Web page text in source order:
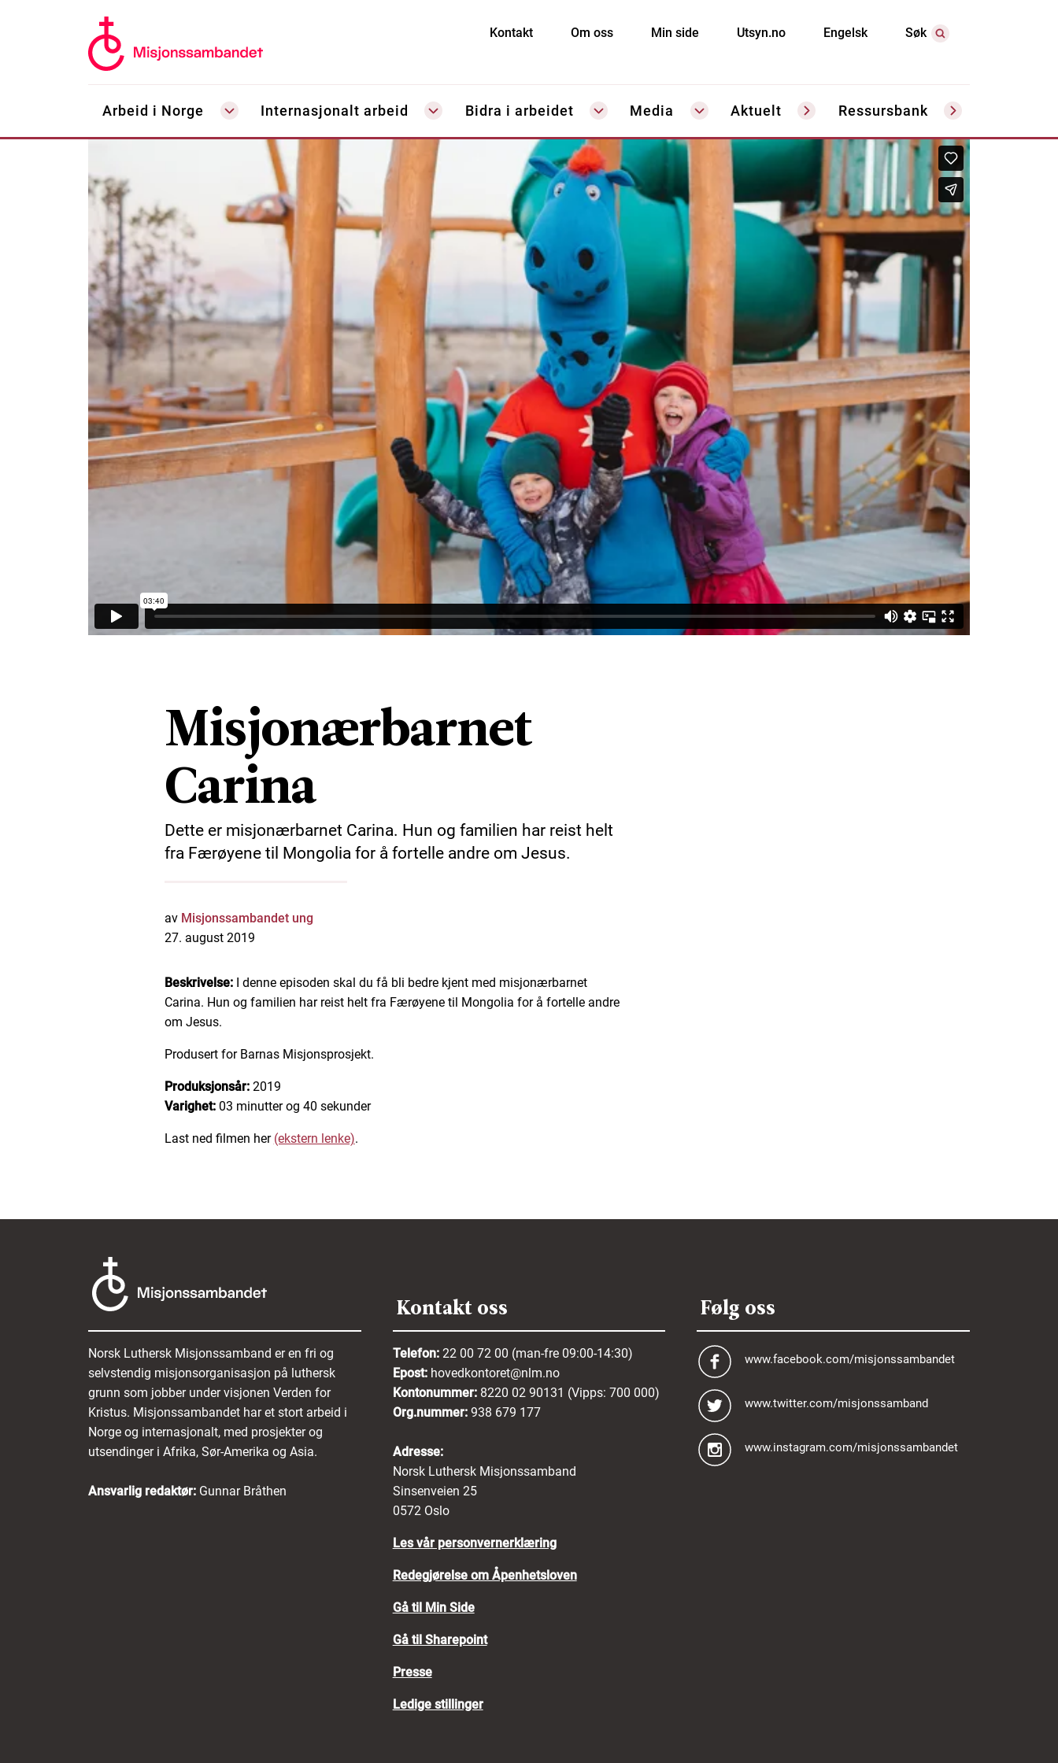
Kontakt Om oss Min side Utsyn.no Engelsk Søk
Arbeid i Norge Internasjonalt arbeid Bidra i arbeidet Media Aktuelt Ressursbank
Misjonærbarnet
Carina
Dette er misjonærbarnet Carina. Hun og familien har reist helt
fra Færøyene til Mongolia for å fortelle andre om Jesus.
av Misjonssambandet ung
27. august 2019
Beskrivelse:I denne episoden skal du få bli bedre kjent med misjonærbarnet
Carina. Hun og familien har reist helt fra Færøyene til Mongolia for å fortelle andre
om Jesus.
Produsert for Barnas Misjonsprosjekt.
Produksjonsår:2019
Varighet:03 minutter og 40 sekunder
Last ned filmen her (ekstern lenke).
Norsk Luthersk Misjonssamband er en fri og
selvstendig misjonsorganisasjon på luthersk
grunn som jobber under visjonen Verden for
Kristus. Misjonssambandet har et stort arbeid i
Norge og internasjonalt, med prosjekter og
utsendinger i Afrika, Sør-Amerika og Asia.
Ansvarlig redaktør: Gunnar Bråthen
Kontakt oss
Telefon: 22 00 72 00 (man-fre 09:00-14:30)
Epost: hovedkontoret@nlm.no
Kontonummer: 8220 02 90131 (Vipps: 700 000)
Org.nummer: 938 679 177
Adresse:
Norsk Luthersk Misjonssamband
Sinsenveien 25
0572 Oslo
Les vår personvernerklæring
Redegjørelse om Åpenhetsloven
Gå til Min Side
Gå til Sharepoint
Presse
Ledige stillinger
Følg oss
www.facebook.com/misjonssambandet
www.twitter.com/misjonssamband
www.instagram.com/misjonssambandet